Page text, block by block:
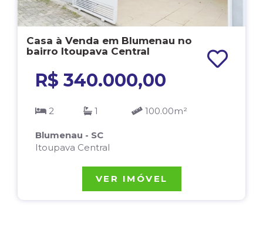
Casa à Venda em Blumenau no
bairro Itoupava Central
R$ 340.000,00
2 1 100.00m²
Blumenau - SC
Itoupava Central
VER IMÓVEL